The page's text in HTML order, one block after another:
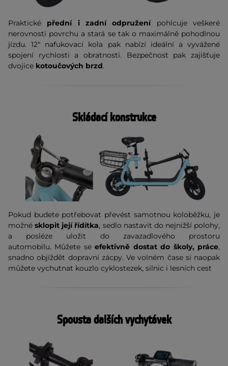
Praktické přední i zadní odpružení pohlcuje veškeré
nerovnosti povrchu a stará se tak o maximálně pohodlnou
jízdu. 12" nafukovací kola pak nabízí ideální a vyvážené
spojení rychlosti a obratnosti. Bezpečnost pak zajišťuje
dvojice kotoučových brzd.
Skládací konstrukce
Pokud budete potřebovat převést samotnou koloběžku, je
možnésklopit její řídítka, sedlo nastavit do nejnižší polohy,
a posléze uložit do zavazadlového prostoru
automobilu. Můžete seefektivně dostat do školy, práce,
snadno objíždět dopravní zácpy. Ve volném čase si naopak
můžete vychutnat kouzlo cyklostezek, silnic i lesních cest
Spousta dalších vychytávek